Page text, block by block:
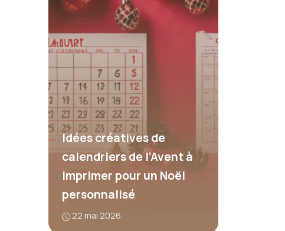
Idées créatives de
calendriers de l’Avent à
imprimer pour un Noël
personnalisé
22 mai 2026